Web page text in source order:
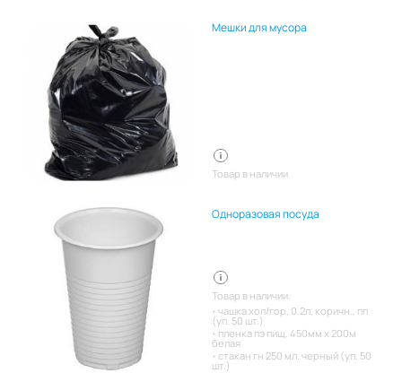
Мешки для мусора
Товар в наличии
Одноразовая посуда
Товар в наличии:
чашка хол/гор, 0.2л, коричн., пп
(уп. 50 шт.)
пленка пэ пищ. 450мм х 200м
белая
стакан гн 250 мл. черный (уп. 50
шт.)